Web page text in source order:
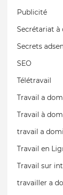
Publicité
Secrétariat à
Secrets
SEO
Télétravail
Travail a
Travail à
travail a
Travail en
Travail sur
travailler a